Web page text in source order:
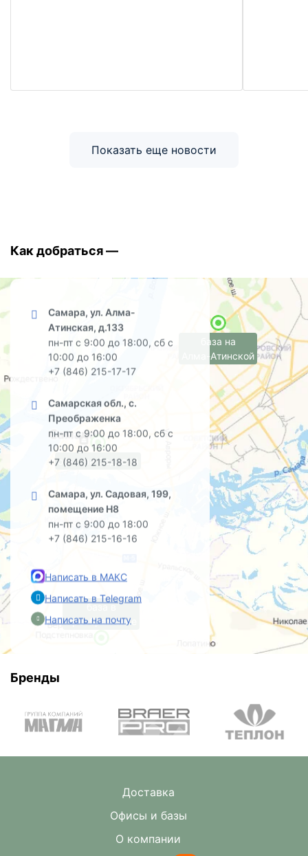
Показать еще новости
Как добраться —
Самара, ул. Алма-
Атинская, д.133
пн-пт с 9:00 до 18:00, сб с
10:00 до 16:00
+7 (846) 215-17-17
Самарская обл., с.
Преображенка
пн-пт с 9:00 до 18:00, сб с
10:00 до 16:00
+7 (846) 215-18-18
Самара, ул. Садовая, 199,
помещение Н8
пн-пт с 9:00 до 18:00
+7 (846) 215-16-16
Написать в МАКС
Написать в Telegram
Написать на почту
офис на Садовой
база в
Преображенке
база на
Алма-Атинской
Бренды
Доставка
Офисы и базы
О компании